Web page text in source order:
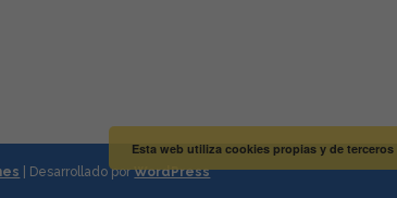
| Desarrollado porWordPress
Esta web utiliza cookies propias y de